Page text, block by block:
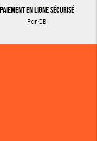
Paiement en ligne sécurisé
Par CB